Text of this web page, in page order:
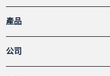
產品
公司